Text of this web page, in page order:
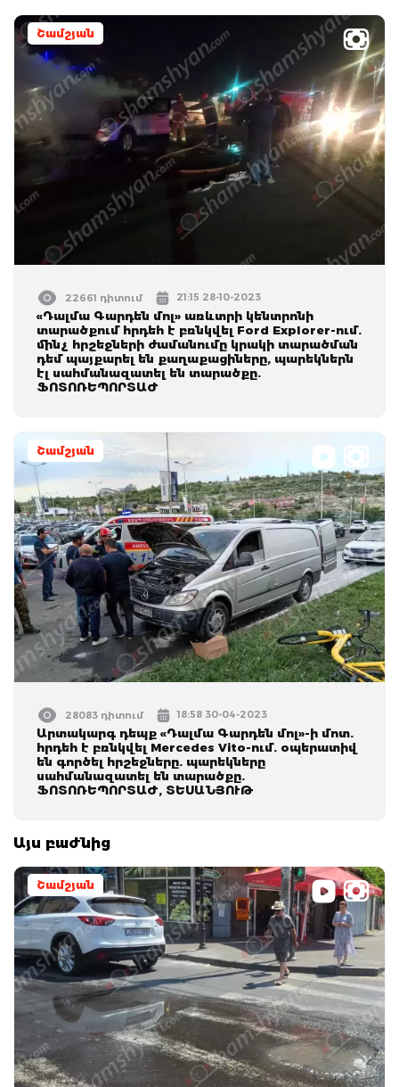
Շամշյան
22661 դիտում 21:15 28-10-2023
«Դալմա Գարդեն մոլ» առևտրի կենտրոնի
տարածքում հրդեհ է բռնկվել Ford Explorer-ում.
մինչ հրշեջների ժամանումը կրակի տարածման
դեմ պայքարել են քաղաքացիները, պարեկներն
էլ սահմանազատել են տարածքը.
ՖՈՏՈՌԵՊՈՐՏԱԺ
Շամշյան
28083 դիտում 18:58 30-04-2023
Արտակարգ դեպք «Դալմա Գարդեն մոլ»-ի մոտ.
հրդեհ է բռնկվել Mercedes Vito-ում. օպերատիվ
են գործել հրշեջները. պարեկները
սահմանազատել են տարածքը.
ՖՈՏՈՌԵՊՈՐՏԱԺ, ՏԵՍԱՆՅՈՒԹ
Այս բաժնից
Շամշյան